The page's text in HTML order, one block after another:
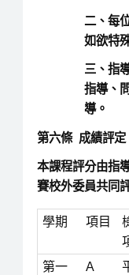
二、每
如欲特
三、指
指導、
導。
第六條 成績評定
本課程評分由指
賽校外委員共同
學期 項目
第一
A